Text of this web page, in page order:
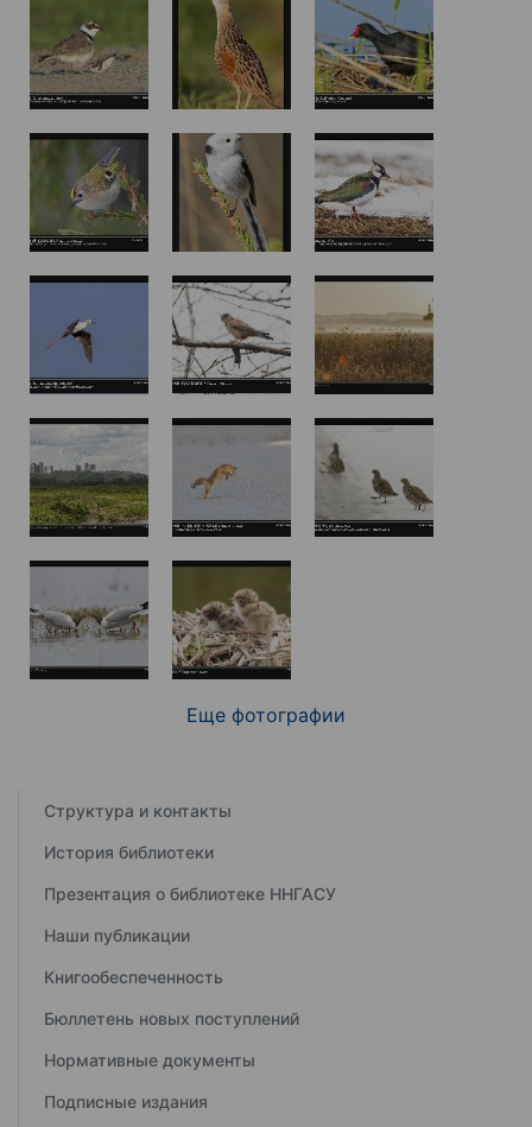
Еще фотографии
Структура и контакты
История библиотеки
Презентация о библиотеке ННГАСУ
Наши публикации
Книгообеспеченность
Бюллетень новых поступлений
Нормативные документы
Подписные издания